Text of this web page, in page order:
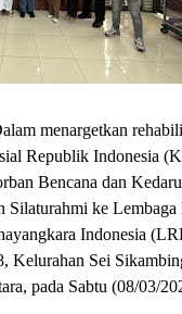
menargetkan
Republik Indonesia
Bencana dan
ke Lembaga
Indonesia
Kelurahan Sei
pada Sabtu (08/03/